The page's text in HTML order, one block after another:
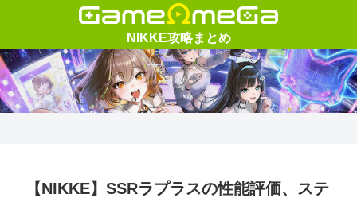
【NIKKE】SSRラプラスの性能評価、ステ